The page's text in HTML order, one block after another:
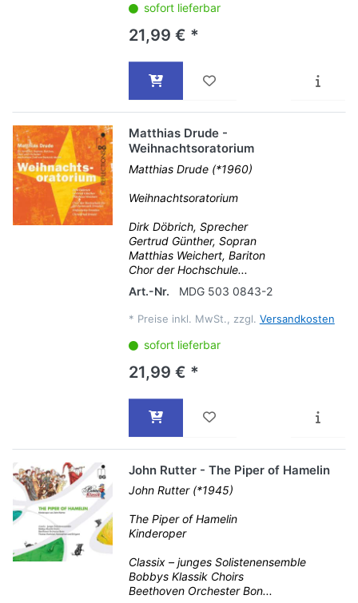
sofort lieferbar
21,99 € *
Matthias Drude -
Weihnachtsoratorium
Matthias Drude (*1960)
Weihnachtsoratorium
Dirk Döbrich, Sprecher
Gertrud Günther, Sopran
Matthias Weichert, Bariton
Chor der Hochschule...
Art.-Nr.
MDG 503 0843-2
* Preise inkl. MwSt., zzgl. Versandkosten
sofort lieferbar
21,99 € *
John Rutter - The Piper of Hamelin
John Rutter (*1945)
The Piper of Hamelin
Kinderoper
Classix – junges Solistenensemble
Bobbys Klassik Choirs
Beethoven Orchester Bon...